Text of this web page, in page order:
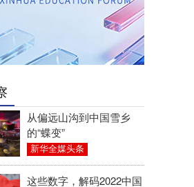
从偏远山沟到中国雪乡
的“蝶变”
新华全媒头条
这些数字，解码2022中国